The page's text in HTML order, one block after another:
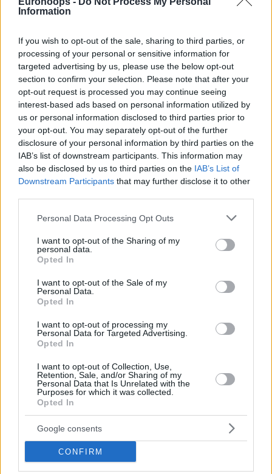
Information
If you wish to opt-out of the sale, sharing to third parties, or
processing of your personal or sensitive information for
targeted advertising by us, please use the below opt-out
section to confirm your selection. Please note that after your
opt-out request is processed you may continue seeing
interest-based ads based on personal information utilized by
us or personal information disclosed to third parties prior to
your opt-out. You may separately opt-out of the further
disclosure of your personal information by third parties on the
IAB’s list of downstream participants. This information may
also be disclosed by us to third parties on the IAB’s List of
Downstream Participants that may further disclose it to other
Please note that this website/app uses one or more Google
not limited to your visit or usage behaviour. You may click to
grant or deny consent to Google and its third-party tags to
use your data for below specified purposes in below Google
consent section.
Personal Data Processing Opt Outs
I want to opt-out of the Sharing of my
personal data.
Opted In
I want to opt-out of the Sale of my
Personal Data.
Opted In
I want to opt-out of processing my
Personal Data for Targeted Advertising.
Opted In
I want to opt-out of Collection, Use,
Retention, Sale, and/or Sharing of my
Personal Data that Is Unrelated with the
Purposes for which it was collected.
Opted In
Google consents
CONFIRM
10άδαλόγω τραυματιών (
Ρόκας Γκιεντράιτις)και πήρε ελάχιστα από παίκτες όπως
Φίλιπ Πετρούσεφ (9π. με 3/5δίπ., 3/5β., 2κλ., 3λ. σε 22′),
Αϊζέια Κάνααν(5π. με 2/6 σουτ, 4ασ., 2λ. σε 21′) κι ο
Νεμάνια Νέντοβιτς(4π. με 1/6 σουτ, 2ασ. σε 14′). Ο
Όγκνιεν Ντόμπριτς(21π. με 8/15 σουτ, 4ρ., 2ασ. σε 30′)
έκανε ό,τι καλύτερο μπορούσε.
Σουμπότιτσα είχε πέντε διψήφιους με πρώτους και
καλύτερους τους Βόγιν Μεντάρεβιτς (19π. με 7/8 σουτ,
3/4β., 8ρ., 2ασ., 3λ. σε 29′) & Ραζίρ Μπόλτον(18π. με 6/12
σουτ, 4/4β., 4ρ., 8ασ., 6λ. σε 30′).
: 20-20, 41-51, 58-74, 81-93